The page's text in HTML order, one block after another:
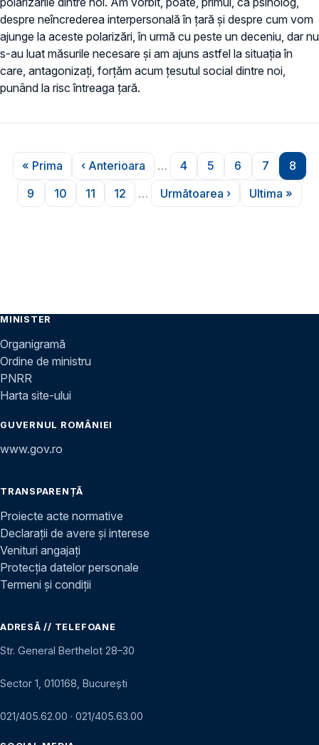
despre neîncrederea interpersonală în țară și despre cum vom
ajunge la aceste polarizări, în urmă cu peste un deceniu, dar nu
s-au luat măsurile necesare și am ajuns astfel la situația în
care, antagonizați, forțăm acum țesutul social dintre noi,
punând la risc întreaga țară.
Paginare
Prima pagină
« Prima
Pagina anterioară
‹ Anterioara …
Pagina
4
Pagina
5
Pagina
6
Pagina
7 8
Pagina
9
Pagina
10
Pagina
11
Pagina
12 …
Pagina următoare
Următoarea ›
Ultima
Ultima »
MINISTER
Organigramă
Ordine de ministru
PNRR
Harta site-ului
GUVERNUL ROMÂNIEI
www.gov.ro
TRANSPARENȚĂ
Proiecte acte normative
Declarații de avere și interese
Venituri angajați
Protecția datelor personale
Termeni și condiții
ADRESĂ // TELEFOANE
Str. General Berthelot 28–30
Sector 1, 010168, București
021/405.62.00 · 021/405.63.00